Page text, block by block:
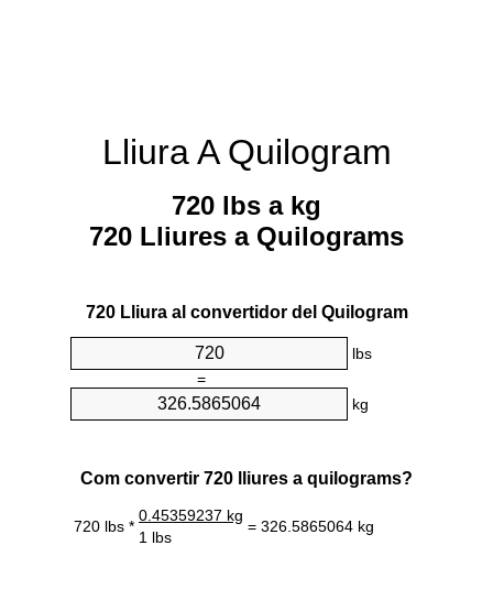
Lliura A Quilogram
720 lbs a kg
720 Lliures a Quilograms
720 Lliura al convertidor del Quilogram
lbs
=
kg
Com convertir 720 lliures a quilograms?
720 lbs *
0.45359237 kg
= 326.5865064 kg
1 lbs